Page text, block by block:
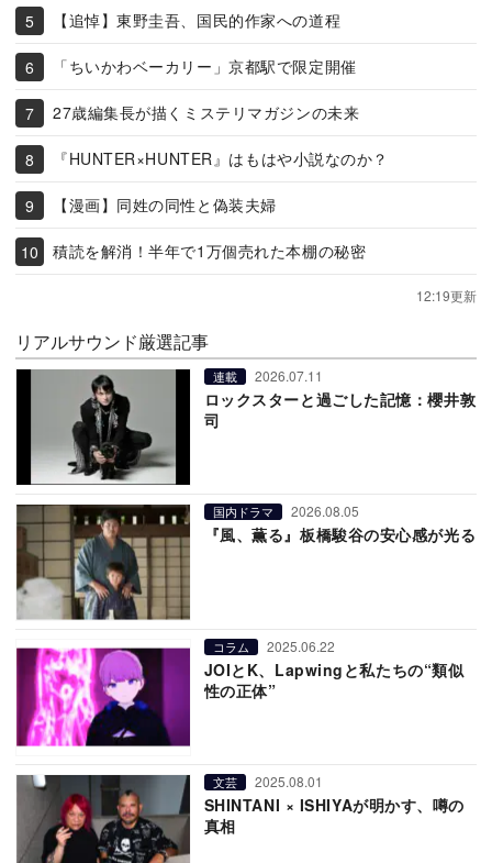
【追悼】東野圭吾、国民的作家への道程
「ちいかわベーカリー」京都駅で限定開催
27歳編集長が描くミステリマガジンの未来
『HUNTER×HUNTER』はもはや小説なのか？
【漫画】同姓の同性と偽装夫婦
積読を解消！半年で1万個売れた本棚の秘密
12:19更新
リアルサウンド厳選記事
連載 2026.07.11
ロックスターと過ごした記憶：櫻井敦
司
国内ドラマ 2026.08.05
『風、薫る』板橋駿谷の安心感が光る
コラム 2025.06.22
JOIとK、Lapwingと私たちの“類似
性の正体”
文芸 2025.08.01
SHINTANI × ISHIYAが明かす、噂の
真相